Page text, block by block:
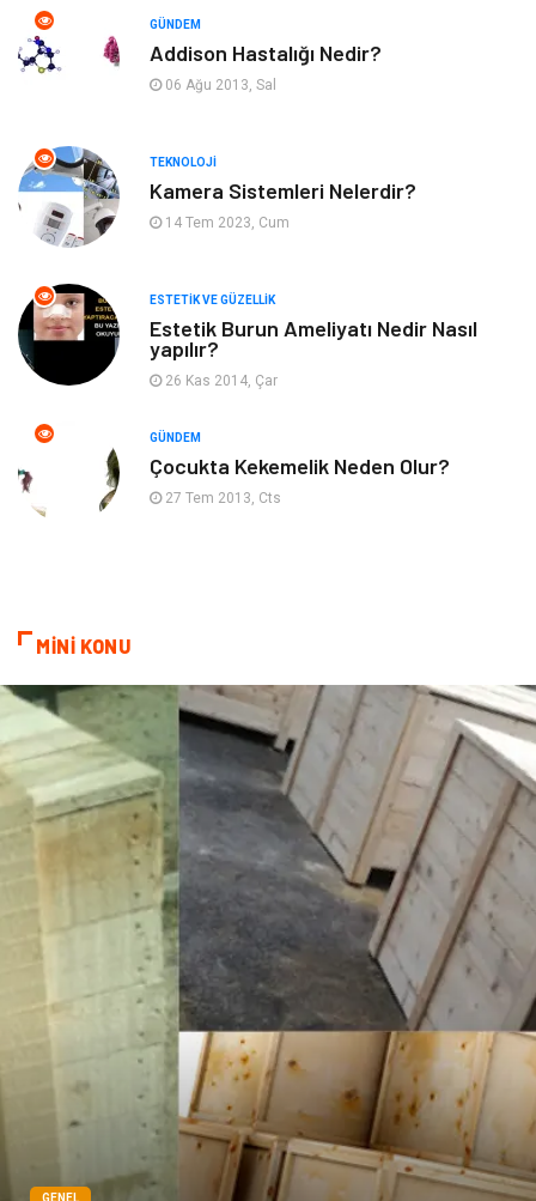
Organizasyon Hastalıklar
Kadın Hastalıkları Alternatif Tıp
Güzellik
Beslenme
Psikolojik Hastalıklar
Kanser
Bakım Aksesuar
Sağlık Haberleri Blogroll
Spor Malzemeleri Hediyelik Eşya
Acil ve İlkyardım
GÜNDEM
Addison Hastalığı Nedir?
06 Ağu 2013, Sal
TEKNOLOJI
Kamera Sistemleri Nelerdir?
14 Tem 2023, Cum
ESTETIK VE GÜZELLIK
Estetik Burun Ameliyatı Nedir Nasıl
yapılır?
26 Kas 2014, Çar
GÜNDEM
Çocukta Kekemelik Neden Olur?
27 Tem 2013, Cts
MİNİ KONU